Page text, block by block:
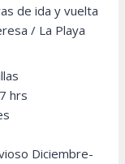
de ida y vuelta
/ La Playa
hrs
Diciembre-